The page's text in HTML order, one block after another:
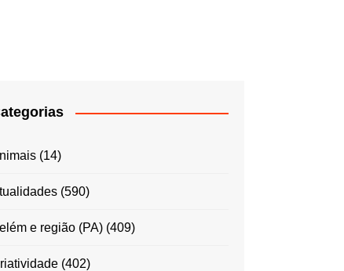
(14)
(590)
e região (PA)(409)
(402)